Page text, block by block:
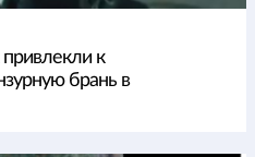
привлекли к
брань в